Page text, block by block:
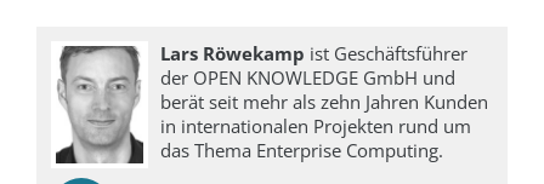
Lars Röwekamp ist Geschäftsführer
der OPEN KNOWLEDGE GmbH und
berät seit mehr als zehn Jahren Kunden
in internationalen Projekten rund um
das Thema Enterprise Computing.